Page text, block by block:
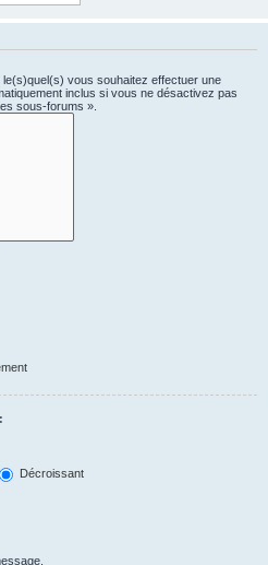
vous souhaitez effectuer une
inclus si vous ne désactivez pas
sous-forums ».
Décroissant